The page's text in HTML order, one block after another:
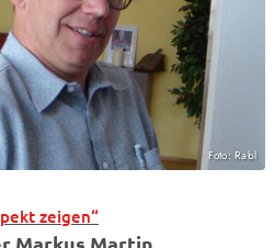
Foto: Rabl
zeigen“
Markus Martin